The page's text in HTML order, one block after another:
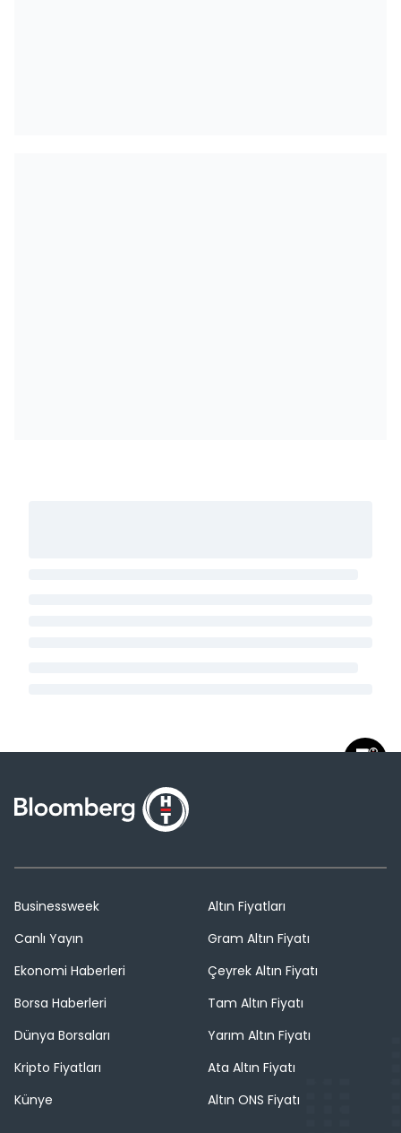
Businessweek
Canlı Yayın
Ekonomi Haberleri
Borsa Haberleri
Dünya Borsaları
Kripto Fiyatları
Künye
Altın Fiyatları
Gram Altın Fiyatı
Çeyrek Altın Fiyatı
Tam Altın Fiyatı
Yarım Altın Fiyatı
Ata Altın Fiyatı
Altın ONS Fiyatı